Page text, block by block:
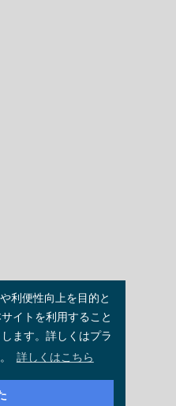
利便性向上を目的と
イトを利用すること
ます。詳しくはプラ
詳しくはこちら
シー